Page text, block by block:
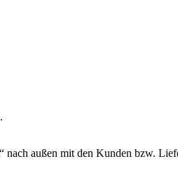
außen mit den Kunden bzw.